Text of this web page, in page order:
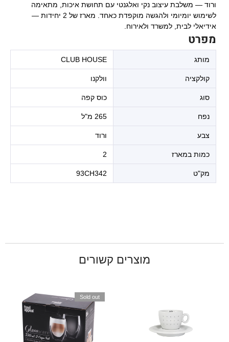
ורוד — משלבת עיצוב נקי ואלגנטי עם תחושת איכות, מתאימה
לשימוש יומיומי ולהגשה מוקפדת כאחד. מארז של 2 יחידות —
אידיאלי לבית, למשרד ולאירוח.
מפרט
מותג CLUB HOUSE
קולקציה וולקנו
סוג כוס קפה
נפח 265 מ"ל
צבע ורוד
כמות במארז 2
מק"ט 93CH342
מוצרים קשורים
Sold out